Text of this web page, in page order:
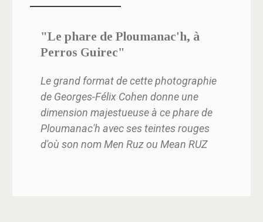
"Le phare de Ploumanac'h, à
Perros Guirec"
Le grand format de cette photographie
de Georges-Félix Cohen donne une
dimension majestueuse à ce phare de
Ploumanac'h avec ses teintes rouges
d'où son nom Men Ruz ou Mean RUZ